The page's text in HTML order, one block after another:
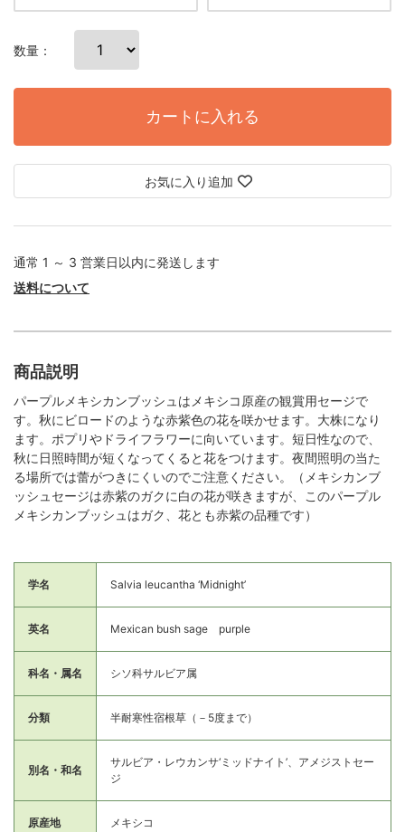
数量：
カートに入れる
お気に入り追加
通常 1 ～ 3 営業日以内に発送します
送料について
商品説明
パープルメキシカンブッシュはメキシコ原産の観賞用セージで
す。秋にビロードのような赤紫色の花を咲かせます。大株になり
ます。ポプリやドライフラワーに向いています。短日性なので、
秋に日照時間が短くなってくると花をつけます。夜間照明の当た
る場所では蕾がつきにくいのでご注意ください。（メキシカンブ
ッシュセージは赤紫のガクに白の花が咲きますが、このパープル
メキシカンブッシュはガク、花とも赤紫の品種です）
学名 Salvia leucantha ‘Midnight’
英名 Mexican bush sage purple
科名・属名 シソ科サルビア属
分類 半耐寒性宿根草（－5度まで）
別名・和名
サルビア・レウカンサ‘ミッドナイト’、アメジストセー
ジ
原産地 メキシコ